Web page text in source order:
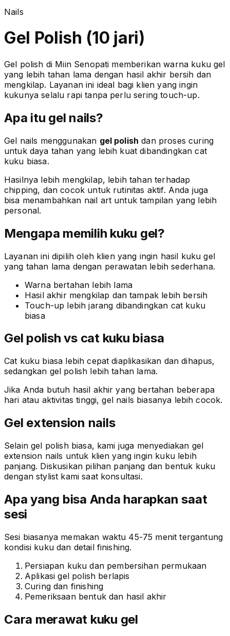
Nails
Gel Polish (10 jari)
Gel polish di Miin Senopati memberikan warna kuku gel
yang lebih tahan lama dengan hasil akhir bersih dan
mengkilap. Layanan ini ideal bagi klien yang ingin
kukunya selalu rapi tanpa perlu sering touch-up.
Apa itu gel nails?
Gel nails menggunakan gel polish dan proses curing
untuk daya tahan yang lebih kuat dibandingkan cat
kuku biasa.
Hasilnya lebih mengkilap, lebih tahan terhadap
chipping, dan cocok untuk rutinitas aktif. Anda juga
bisa menambahkan nail art untuk tampilan yang lebih
personal.
Mengapa memilih kuku gel?
Layanan ini dipilih oleh klien yang ingin hasil kuku gel
yang tahan lama dengan perawatan lebih sederhana.
Warna bertahan lebih lama
Hasil akhir mengkilap dan tampak lebih bersih
Touch-up lebih jarang dibandingkan cat kuku
biasa
Gel polish vs cat kuku biasa
Cat kuku biasa lebih cepat diaplikasikan dan dihapus,
sedangkan gel polish lebih tahan lama.
Jika Anda butuh hasil akhir yang bertahan beberapa
hari atau aktivitas tinggi, gel nails biasanya lebih cocok.
Gel extension nails
Selain gel polish biasa, kami juga menyediakan gel
extension nails untuk klien yang ingin kuku lebih
panjang. Diskusikan pilihan panjang dan bentuk kuku
dengan stylist kami saat konsultasi.
Apa yang bisa Anda harapkan saat
sesi
Sesi biasanya memakan waktu 45-75 menit tergantung
kondisi kuku dan detail finishing.
Persiapan kuku dan pembersihan permukaan
Aplikasi gel polish berlapis
Curing dan finishing
Pemeriksaan bentuk dan hasil akhir
Cara merawat kuku gel